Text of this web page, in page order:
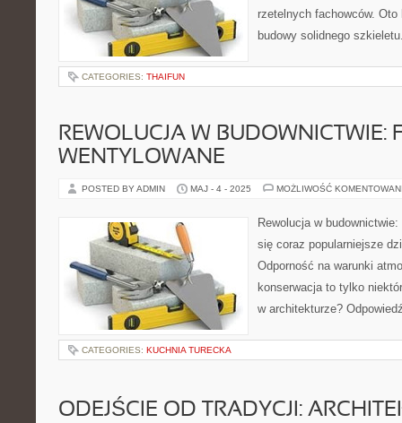
rzetelnych fachowców.
budowy solidnego
CATEGORIES: THAIFUN
REWOLUCJA W BUDOWNICTWIE:
WENTYLOWANE
POSTED BY ADMIN MAJ - 4 - 2025 MOŻLIWOŚĆ
Rewolucja w
się coraz popularniejsze
Odporność na warunki
konserwacja to tylko
w architekturze?
CATEGORIES: KUCHNIA TURECKA
ODEJŚCIE OD TRADYCJI: